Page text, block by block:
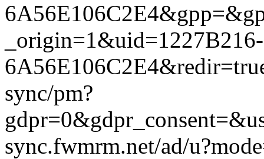
sync/pm?
sync.fwmrm.net/ad/